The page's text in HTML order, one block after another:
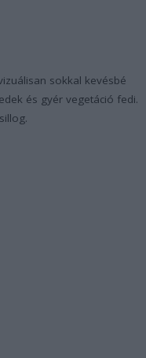
sokkal kevésbé
és gyér vegetáció fedi.